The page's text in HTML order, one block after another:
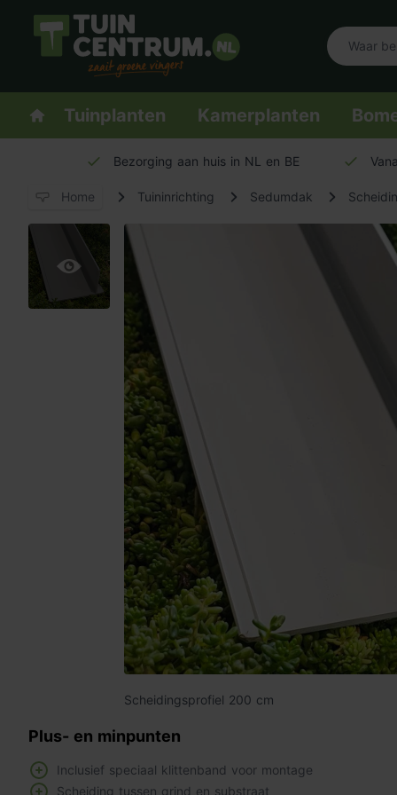
Logo Tuincentrum.nl
Homepage
Tuinplanten Kamerplanten
Bezorging aan huis in NL en BE
Home Tuininrichting Sedumdak
Scheidingsprofiel 200 cm
Plus- en minpunten
Inclusief speciaal klittenband voor montage
Scheiding tussen grind en substraat